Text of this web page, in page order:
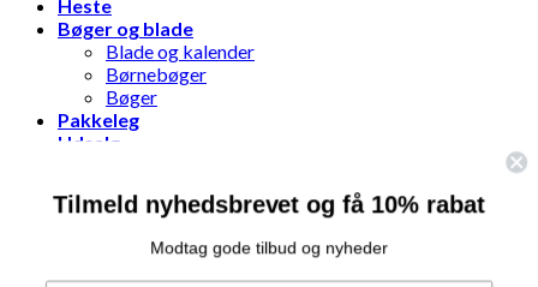
Heste
Bøger og blade
Blade og kalender
Børnebøger
Bøger
Pakkeleg
Udsalg
Log ind
Brugernavn eller e-mailadresse*
Tilmeld nyhedsbrevet og få 10% rabat
Modtag gode tilbud og nyheder